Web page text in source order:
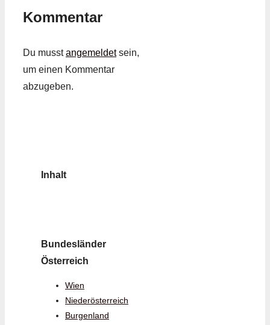
Kommentar
Du musstangemeldetsein,
um einen Kommentar
abzugeben.
Inhalt
Bundesländer
Österreich
Wien
Niederösterreich
Burgenland